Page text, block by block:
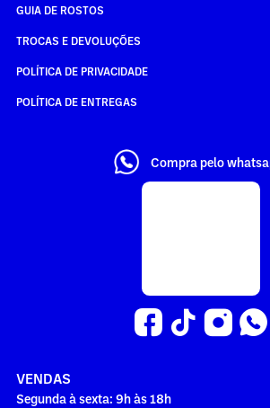
GUIA DE ROSTOS
TROCAS E DEVOLUÇÕES
POLÍTICA DE PRIVACIDADE
POLÍTICA DE ENTREGAS
Compra pelo
VENDAS
Segunda à sexta: 9h às 18h